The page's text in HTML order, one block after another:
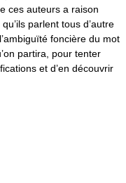
ces auteurs a raison
parlent tous d’autre
foncière du mot
partira, pour tenter
et d’en découvrir